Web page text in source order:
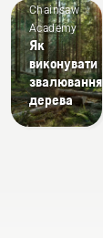
Chainsaw
Academy
Як
виконувати
звалювання
дерева